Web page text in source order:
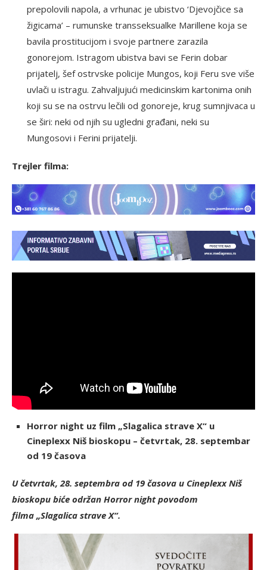
prepolovili napola, a vrhunac je ubistvo ‘Djevojčice sa
žigicama’ – rumunske transseksualke Marillene koja se
bavila prostitucijom i svoje partnere zarazila
gonorejom. Istragom ubistva bavi se Ferin dobar
prijatelj, šef ostrvske policije Mungos, koji Feru sve više
uvlači u istragu. Zahvaljujući medicinskim kartonima onih
koji su se na ostrvu lečili od gonoreje, krug sumnjivaca u
se širi: neki od njih su ugledni građani, neki su
Mungosovi i Ferini prijatelji.
Trejler filma:
Horror night uz film „Slagalica strave X“ u
Cineplexx Niš bioskopu – četvrtak, 28. septembar
od 19 časova
U četvrtak, 28. septembra od 19 časova u Cineplexx Niš
bioskopu biće održan Horror night povodom
filma „Slagalica strave X“.